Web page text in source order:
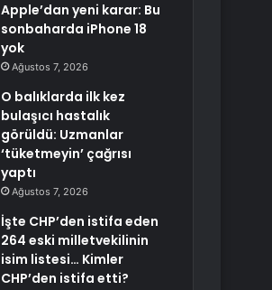
Apple’dan yeni karar: Bu
sonbaharda iPhone 18
yok
Ağustos 7, 2026
O balıklarda ilk kez
bulaşıcı hastalık
görüldü: Uzmanlar
‘tüketmeyin’ çağrısı
yaptı
Ağustos 7, 2026
İşte CHP’den istifa eden
264 eski milletvekilinin
isim listesi… Kimler
CHP’den istifa etti?